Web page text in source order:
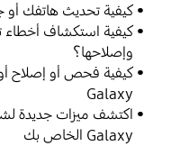
كيفية تحديث هاتفك
وإصلاحها؟
Galaxy
Galaxy الخاص بك